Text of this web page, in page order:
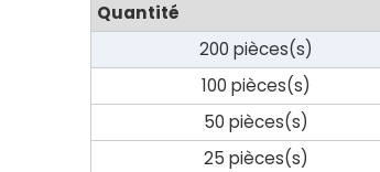
Quantité
200 pièces(s)
100 pièces(s)
50 pièces(s)
25 pièces(s)